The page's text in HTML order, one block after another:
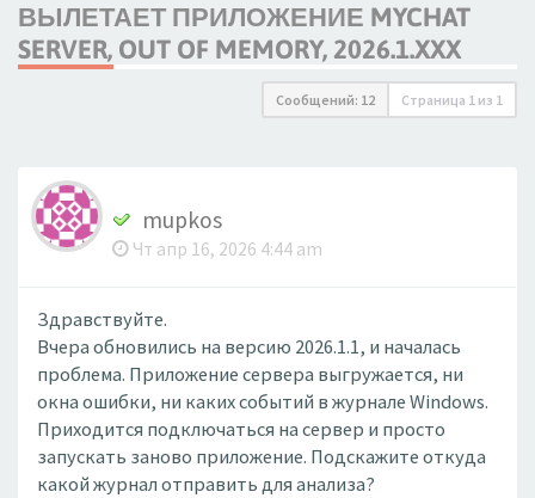
ВЫЛЕТАЕТ ПРИЛОЖЕНИЕ MYCHAT
SERVER, OUT OF MEMORY, 2026.1.XXX
Сообщений: 12 Страница 1 из 1
mupkos
Чт апр 16, 2026 4:44 am
Здравствуйте.
Вчера обновились на версию 2026.1.1, и началась
проблема. Приложение сервера выгружается, ни
окна ошибки, ни каких событий в журнале Windows.
Приходится подключаться на сервер и просто
запускать заново приложение. Подскажите откуда
какой журнал отправить для анализа?